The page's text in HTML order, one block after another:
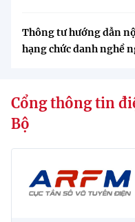
Thông tư hướng dẫn
hạng chức danh nghề
Cổng thông tin
Bộ